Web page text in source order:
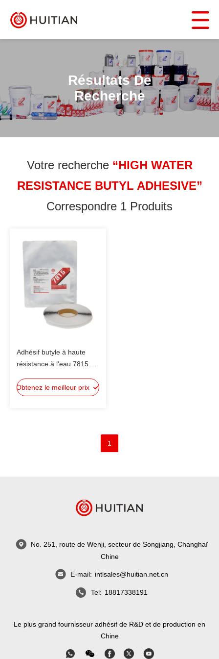
Résultats De
Recherche
Votre recherche “HIGH WATER
RESISTANCE BUTYL ADHESIVE”
Correspondre 1 Produits
Adhésif butyle à haute
résistance à l'eau 7815
photovoltaïques
Obtenez le meilleur prix
1
No. 251, route de Wenji, secteur de Songjiang, Changhaï
Chine
E-mail: intlsales@huitian.net.cn
Tel: 18817338191
Le plus grand fournisseur adhésif de R&D et de production en
Chine